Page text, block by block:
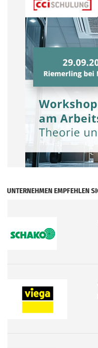
UNTERNEHMEN EMPFEHLEN